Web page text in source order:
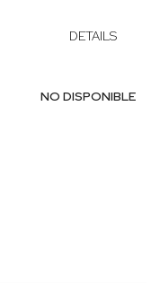
DETAILS
NO DISPONIBLE